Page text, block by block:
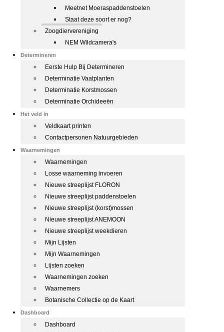
Meetnet Moeraspaddenstoelen
Staat deze soort er nog?
Zoogdiervereniging
NEM Wildcamera's
Determineren
Eerste Hulp Bij Determineren
Determinatie Vaatplanten
Determinatie Korstmossen
Determinatie Orchideeën
Het veld in
Veldkaart printen
Contactpersonen Natuurgebieden
Waarnemingen
Waarnemingen
Losse waarneming invoeren
Nieuwe streeplijst FLORON
Nieuwe streeplijst paddenstoelen
Nieuwe streeplijst (korst)mossen
Nieuwe streeplijst ANEMOON
Nieuwe streeplijst weekdieren
Mijn Lijsten
Mijn Waarnemingen
Lijsten zoeken
Waarnemingen zoeken
Waarnemers
Botanische Collectie op de Kaart
Dashboard
Dashboard